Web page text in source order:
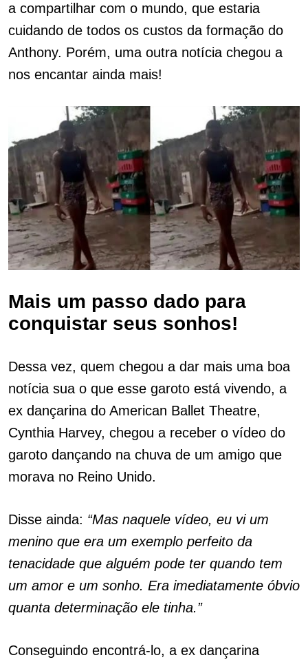
a compartilhar com o mundo, que estaria
cuidando de todos os custos da formação do
Anthony. Porém, uma outra notícia chegou a
nos encantar ainda mais!
Mais um passo dado para
conquistar seus sonhos!
Dessa vez, quem chegou a dar mais uma boa
notícia sua o que esse garoto está vivendo, a
ex dançarina do American Ballet Theatre,
Cynthia Harvey, chegou a receber o vídeo do
garoto dançando na chuva de um amigo que
morava no Reino Unido.
Disse ainda: “Mas naquele vídeo, eu vi um
menino que era um exemplo perfeito da
tenacidade que alguém pode ter quando tem
um amor e um sonho. Era imediatamente óbvio
quanta determinação ele tinha.”
Conseguindo encontrá-lo, a ex dançarina